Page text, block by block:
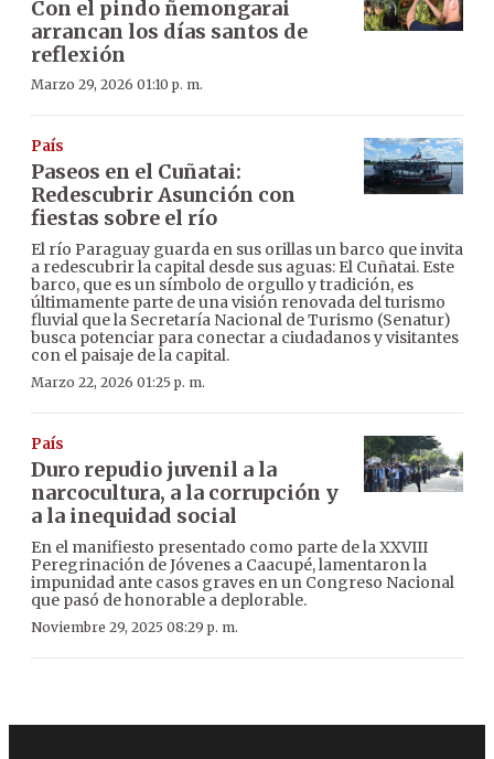
Con el pindo ñemongarai
arrancan los días santos de
reflexión
Marzo 29, 2026 01:10 p. m.
País
Paseos en el Cuñatai:
Redescubrir Asunción con
fiestas sobre el río
El río Paraguay guarda en sus orillas un barco que invita
a redescubrir la capital desde sus aguas: El Cuñatai. Este
barco, que es un símbolo de orgullo y tradición, es
últimamente parte de una visión renovada del turismo
fluvial que la Secretaría Nacional de Turismo (Senatur)
busca potenciar para conectar a ciudadanos y visitantes
con el paisaje de la capital.
Marzo 22, 2026 01:25 p. m.
País
Duro repudio juvenil a la
narcocultura, a la corrupción y
a la inequidad social
En el manifiesto presentado como parte de la XXVIII
Peregrinación de Jóvenes a Caacupé, lamentaron la
impunidad ante casos graves en un Congreso Nacional
que pasó de honorable a deplorable.
Noviembre 29, 2025 08:29 p. m.